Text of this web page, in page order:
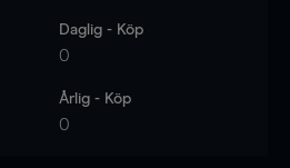
Daglig - Köp
0
Årlig - Köp
0